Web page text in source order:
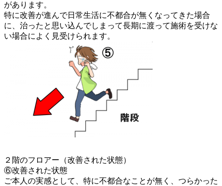
があります。
特に改善が進んで日常生活に不都合が無くなってきた場合
に、治ったと思い込んでしまって長期に渡って施術を受けな
い場合によく見受けられます。
２階のフロアー（改善された状態）
⑥改善された状態
ご本人の実感として、特に不都合なことが無く、つらかった